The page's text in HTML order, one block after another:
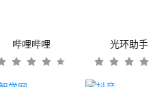
哔哩哔哩 光环助手